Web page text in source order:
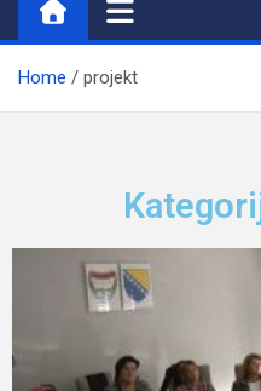
Home projekt